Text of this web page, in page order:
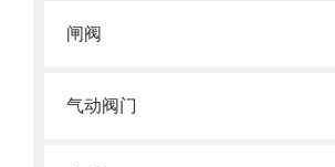
闸阀
气动阀门